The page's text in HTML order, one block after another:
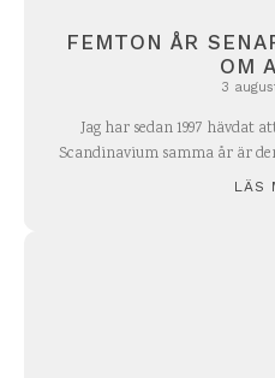
FEMTON ÅR
OM
3
Jag har sedan 1997 hävdat
Scandinavium samma år är
LÄS